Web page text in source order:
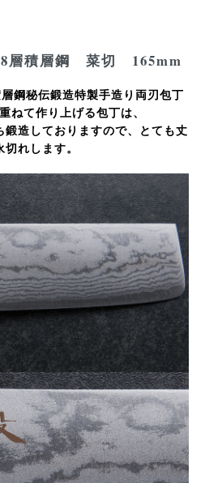
8層積層鋼 菜切 165mm
鋼秘伝鍛造特製手造り両刃包丁
ねて作り上げる包丁は、
造しておりますので、とても丈
切れします。